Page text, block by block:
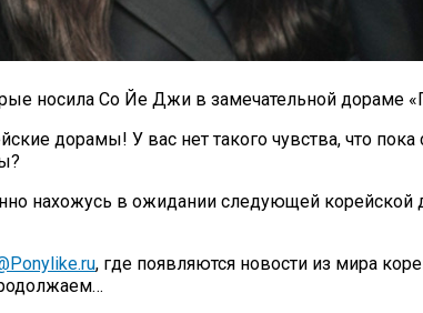
носила Со Йе Джи в замечательной дораме
дорамы! У вас нет такого чувства, что
нахожусь в ожидании следующей
, где появляются новости из мира